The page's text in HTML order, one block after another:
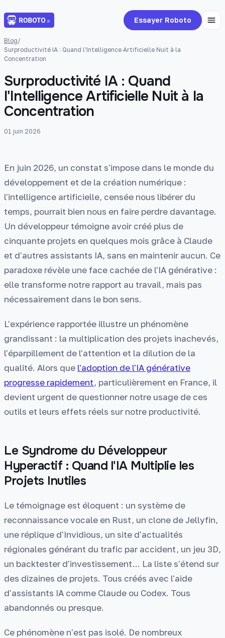
Essayer Roboto
Blog/
Surproductivité IA : Quand l'Intelligence Artificielle Nuit à la
Concentration
Surproductivité IA : Quand
l'Intelligence Artificielle Nuit à la
Concentration
01 juin 2026
En juin 2026, un constat s'impose dans le monde du
développement et de la création numérique :
l'intelligence artificielle, censée nous libérer du
temps, pourrait bien nous en faire perdre davantage.
Un développeur témoigne avoir créé plus de
cinquante projets en quelques mois grâce à Claude
et d'autres assistants IA, sans en maintenir aucun. Ce
paradoxe révèle une face cachée de l'IA générative :
elle transforme notre rapport au travail, mais pas
nécessairement dans le bon sens.
L'expérience rapportée illustre un phénomène
grandissant : la multiplication des projets inachevés,
l'éparpillement de l'attention et la dilution de la
qualité. Alors que l'adoption de l'IA générative
progresse rapidement, particulièrement en France, il
devient urgent de questionner notre usage de ces
outils et leurs effets réels sur notre productivité.
Le Syndrome du Développeur
Hyperactif : Quand l'IA Multiplie les
Projets Inutiles
Le témoignage est éloquent : un système de
reconnaissance vocale en Rust, un clone de Jellyfin,
une réplique d'Invidious, un site d'actualités
régionales générant du trafic par accident, un jeu 3D,
un backtester d'investissement... La liste s'étend sur
des dizaines de projets. Tous créés avec l'aide
d'assistants IA comme Claude ou Codex. Tous
abandonnés ou presque.
Ce phénomène n'est pas isolé. De nombreux